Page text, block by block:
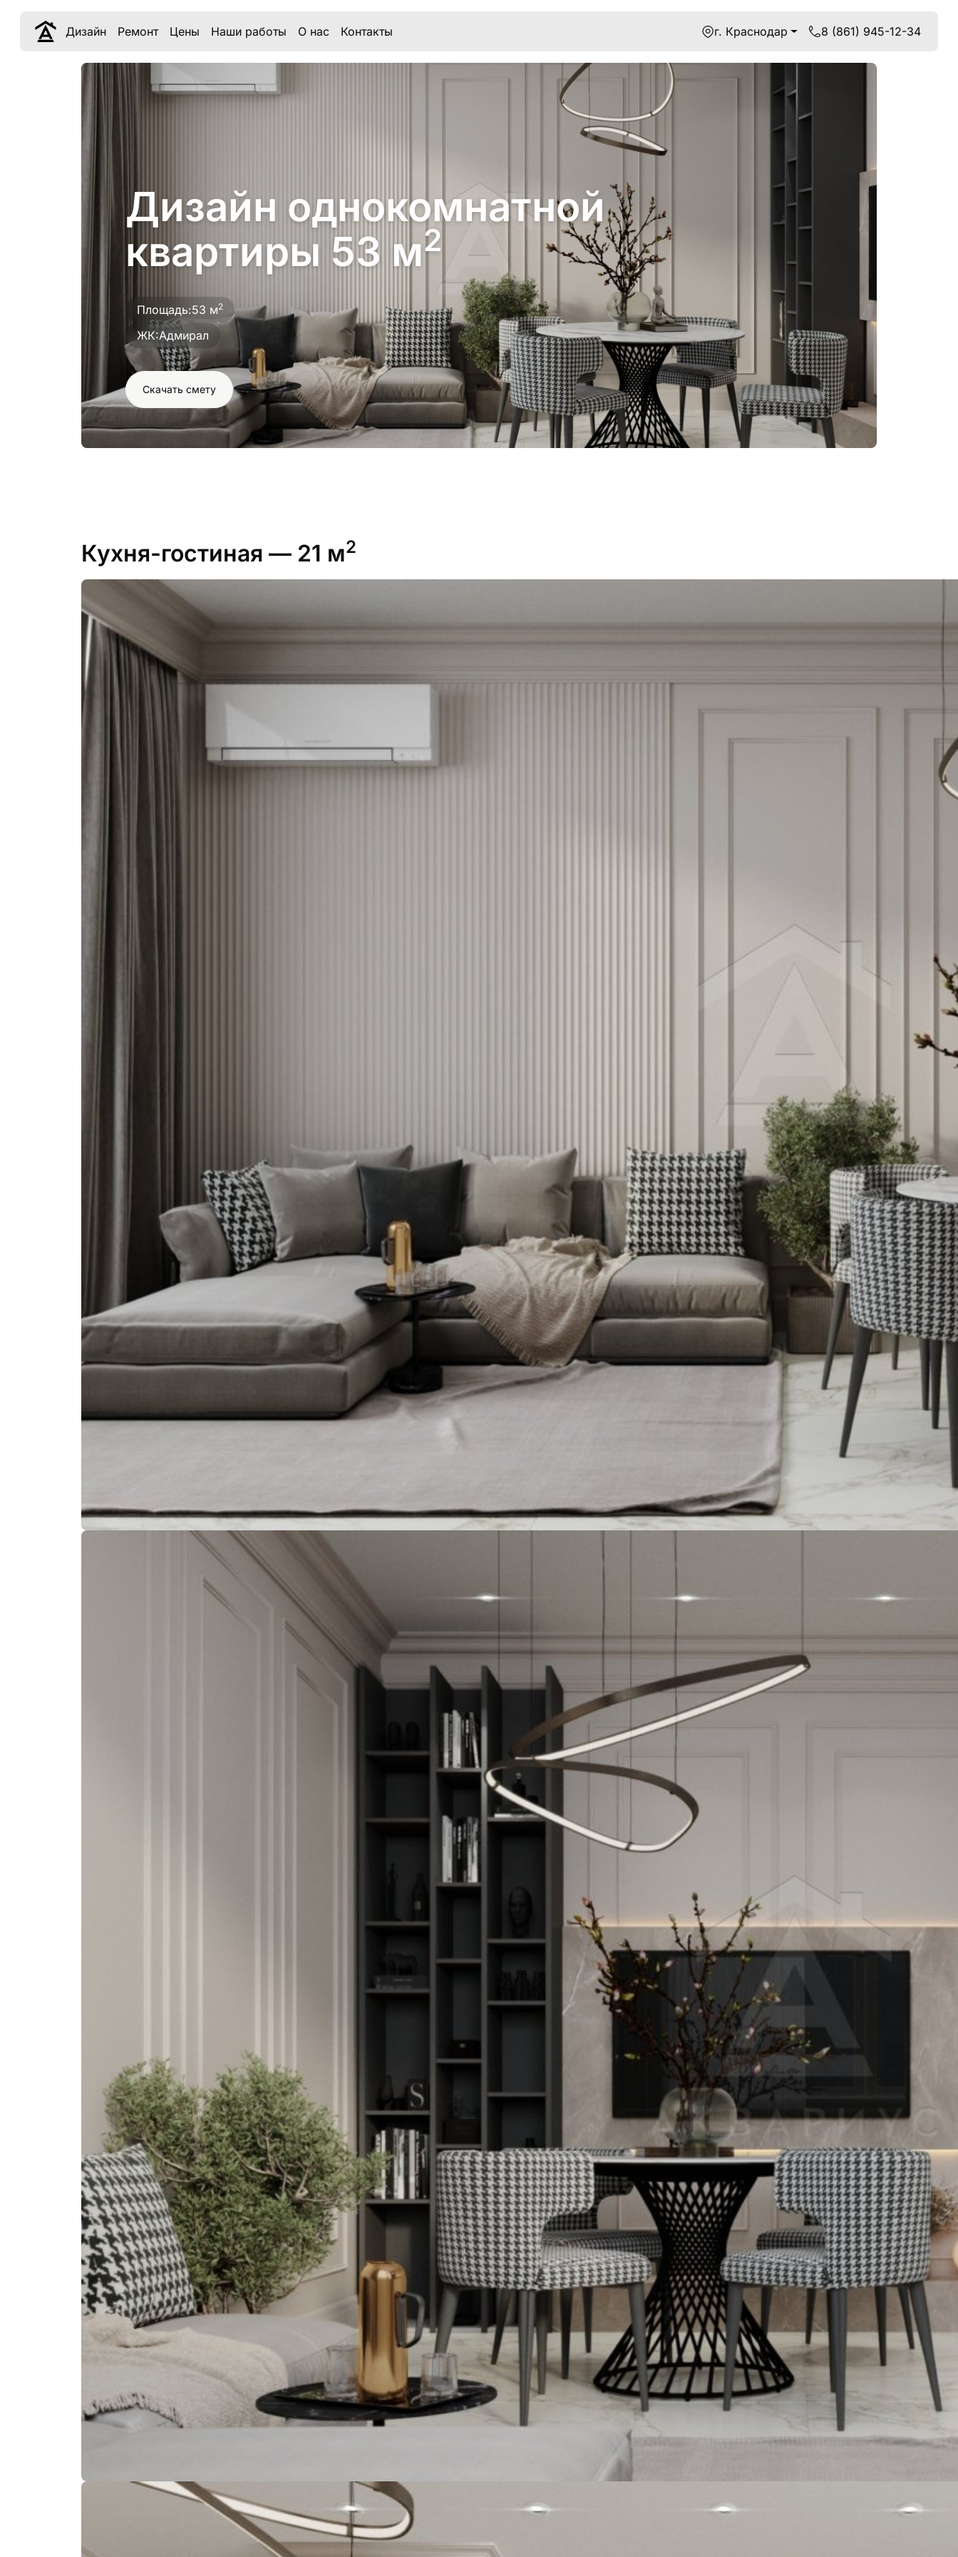
Дизайн Ремонт Цены Наши работы О нас Контакты г. Краснодар 8 (861) 945-12-34
Дизайн однокомнатной
квартиры 53 м2
Площадь:53 м2
ЖК:Адмирал
Скачать смету
Кухня-гостиная — 21 м2